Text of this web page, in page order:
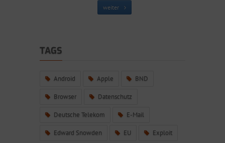
weiter
TAGS
Android Apple BND
Browser Datenschutz
Deutsche Telekom E-Mail
Edward Snowden EU Exploit